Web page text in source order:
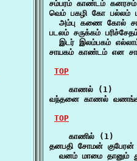
சம்பரம் காண்டம்
வெம் பகழி கோ பல்லம்
அம்பு கணை கோல்
படலம் சருக்கம்
இடர் இலம்பகம்
சாயகம் காண்டம் என
TOP
    காணல் (1)
வந்தனை காணல்
TOP
    காணில் (1)
தனபதி சோமன்
வனம் மாமை தானும்